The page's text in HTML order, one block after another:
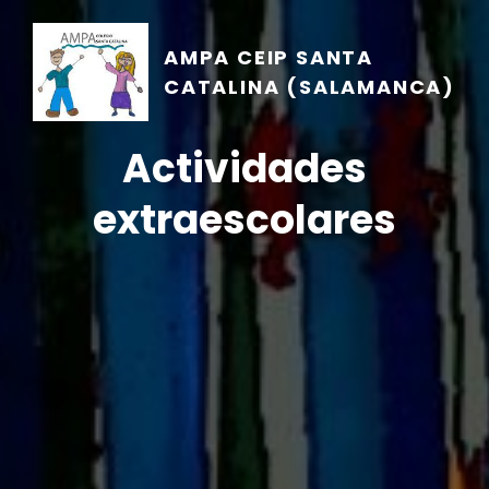
AMPA CEIP SANTA
CATALINA (SALAMANCA)
Actividades
extraescolares